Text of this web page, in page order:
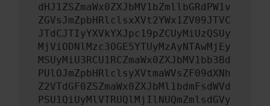
dHJ1ZSZmaWx0ZXJbMV1bZmllbGRdPW1v
ZGVsJmZpbHRlclsxXVt2YWx1ZV09JTVC
JTdCJTIyYXVkYXJpc19pZCUyMiUzQSUy
MjViODNlMzc3OGE5YTUyMzAyNTAwMjEy
MSUyMiU3RCU1RCZmaWx0ZXJbMV1bb3Bd
PUlOJmZpbHRlclsyXVtmaWVsZF09dXNh
Z2VTdGF0ZSZmaWx0ZXJbMl1bdmFsdWVd
PSU1QiUyMlVTRUQlMjIlNUQmZmlsdGVy